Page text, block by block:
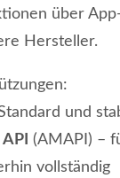
über
Hersteller.
und
(AMAPI) –
vollständig